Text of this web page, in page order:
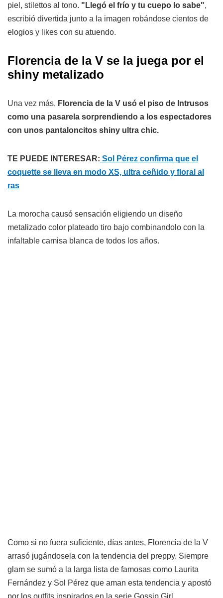
piel, stilettos al tono. "Llegó el frío y tu cuepo lo sabe",
escribió divertida junto a la imagen robándose cientos de
elogios y likes con su atuendo.
Florencia de la V se la juega por el
shiny metalizado
Una vez más, Florencia de la V usó el piso de Intrusos
como una pasarela sorprendiendo a los espectadores
con unos pantaloncitos shiny ultra chic.
TE PUEDE INTERESAR: Sol Pérez confirma que el
coquette se lleva en modo XS, ultra ceñido y floral al
ras
La morocha causó sensación eligiendo un diseño
metalizado color plateado tiro bajo combinandolo con la
infaltable camisa blanca de todos los años.
Como si no fuera suficiente, días antes, Florencia de la V
arrasó jugándosela con la tendencia del preppy. Siempre
glam se sumó a la larga lista de famosas como Laurita
Fernández y Sol Pérez que aman esta tendencia y apostó